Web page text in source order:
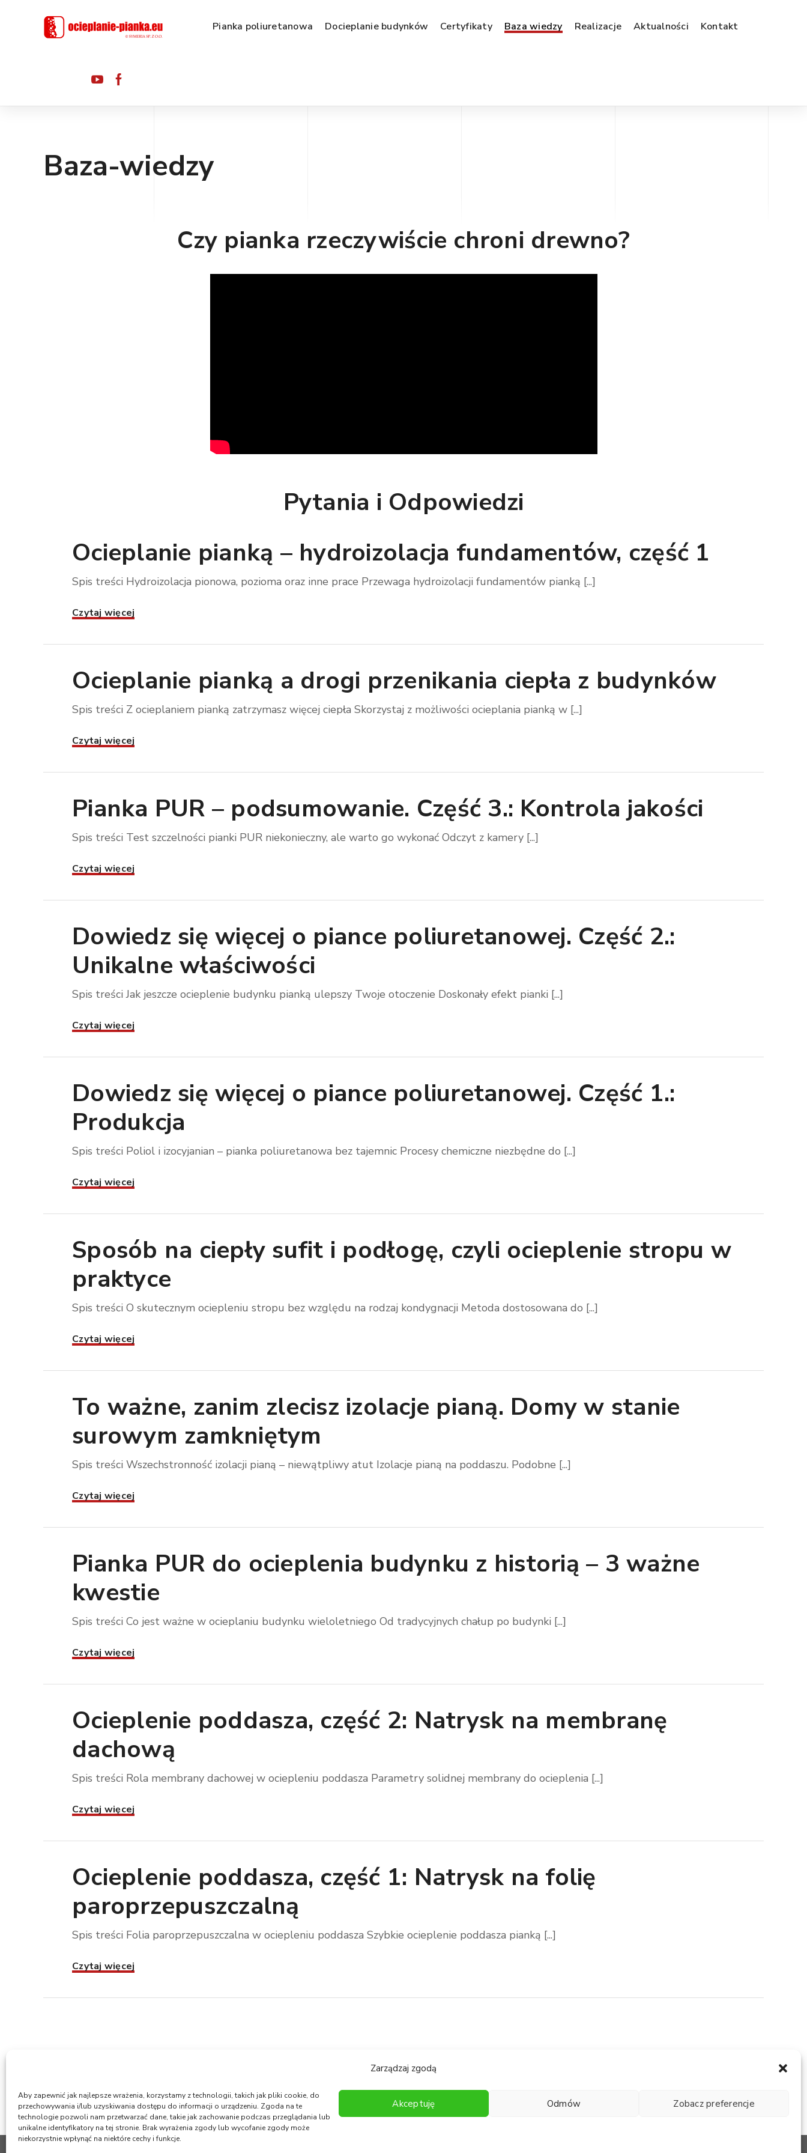
Zarządzaj zgodą
Aby zapewnić jak najlepsze wrażenia, korzystamy z technologii, takich jak pliki cookie, do
przechowywania i/lub uzyskiwania dostępu do informacji o urządzeniu. Zgoda na te
technologie pozwoli nam przetwarzać dane, takie jak zachowanie podczas przeglądania lub
unikalne identyfikatory na tej stronie. Brak wyrażenia zgody lub wycofanie zgody może
niekorzystnie wpłynąć na niektóre cechy i funkcje.
Akceptuję Odmów Zobacz preferencje
Pianka poliuretanowa Docieplanie budynków Certyfikaty Baza wiedzy Realizacje Aktualności Kontakt
Baza-wiedzy
Czy pianka rzeczywiście chroni drewno?
Pytania i Odpowiedzi
Ocieplanie pianką – hydroizolacja fundamentów, część 1
Spis treści Hydroizolacja pionowa, pozioma oraz inne prace Przewaga hydroizolacji fundamentów pianką [...]
Czytaj więcej
Ocieplanie pianką a drogi przenikania ciepła z budynków
Spis treści Z ocieplaniem pianką zatrzymasz więcej ciepła Skorzystaj z możliwości ocieplania pianką w [...]
Czytaj więcej
Pianka PUR – podsumowanie. Część 3.: Kontrola jakości
Spis treści Test szczelności pianki PUR niekonieczny, ale warto go wykonać Odczyt z kamery [...]
Czytaj więcej
Dowiedz się więcej o piance poliuretanowej. Część 2.:
Unikalne właściwości
Spis treści Jak jeszcze ocieplenie budynku pianką ulepszy Twoje otoczenie Doskonały efekt pianki [...]
Czytaj więcej
Dowiedz się więcej o piance poliuretanowej. Część 1.:
Produkcja
Spis treści Poliol i izocyjanian – pianka poliuretanowa bez tajemnic Procesy chemiczne niezbędne do [...]
Czytaj więcej
Sposób na ciepły sufit i podłogę, czyli ocieplenie stropu w
praktyce
Spis treści O skutecznym ociepleniu stropu bez względu na rodzaj kondygnacji Metoda dostosowana do [...]
Czytaj więcej
To ważne, zanim zlecisz izolacje pianą. Domy w stanie
surowym zamkniętym
Spis treści Wszechstronność izolacji pianą – niewątpliwy atut Izolacje pianą na poddaszu. Podobne [...]
Czytaj więcej
Pianka PUR do ocieplenia budynku z historią – 3 ważne
kwestie
Spis treści Co jest ważne w ocieplaniu budynku wieloletniego Od tradycyjnych chałup po budynki [...]
Czytaj więcej
Ocieplenie poddasza, część 2: Natrysk na membranę
dachową
Spis treści Rola membrany dachowej w ociepleniu poddasza Parametry solidnej membrany do ocieplenia [...]
Czytaj więcej
Ocieplenie poddasza, część 1: Natrysk na folię
paroprzepuszczalną
Spis treści Folia paroprzepuszczalna w ociepleniu poddasza Szybkie ocieplenie poddasza pianką [...]
Czytaj więcej
1 2